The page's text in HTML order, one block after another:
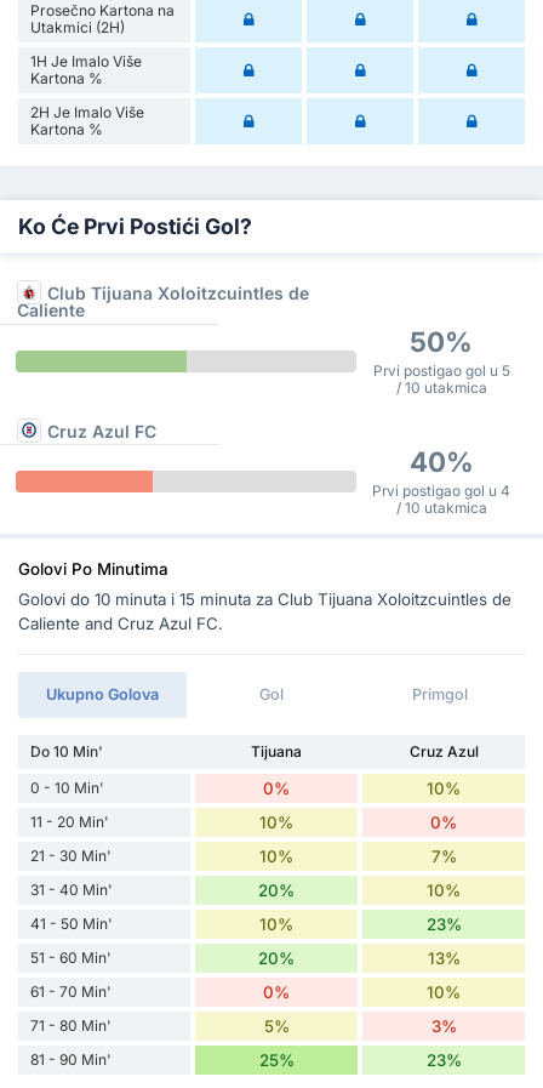
Prosečno Kartona na
Utakmici (2H)
1H Je Imalo Više
Kartona %
2H Je Imalo Više
Kartona %
Ko Će Prvi Postići Gol?
Club Tijuana Xoloitzcuintles de
Caliente
50%
Prvi postigao gol u 5
/ 10 utakmica
Cruz Azul FC
40%
Prvi postigao gol u 4
/ 10 utakmica
Golovi Po Minutima
Golovi do 10 minuta i 15 minuta za Club Tijuana Xoloitzcuintles de
Caliente and Cruz Azul FC.
Ukupno Golova Gol Primgol
Do 10 Min' Tijuana
Cruz Azul
0 - 10 Min'
0% 10%
11 - 20 Min' 10% 0%
21 - 30 Min' 10% 7%
31 - 40 Min' 20% 10%
41 - 50 Min' 10% 23%
51 - 60 Min' 20% 13%
61 - 70 Min' 0% 10%
71 - 80 Min' 5% 3%
81 - 90 Min' 25% 23%